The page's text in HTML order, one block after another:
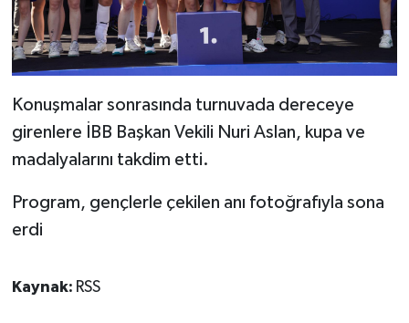
Konuşmalar sonrasında turnuvada dereceye
girenlere İBB Başkan Vekili Nuri Aslan, kupa ve
madalyalarını takdim etti.
Program, gençlerle çekilen anı fotoğrafıyla sona
erdi
Kaynak: RSS